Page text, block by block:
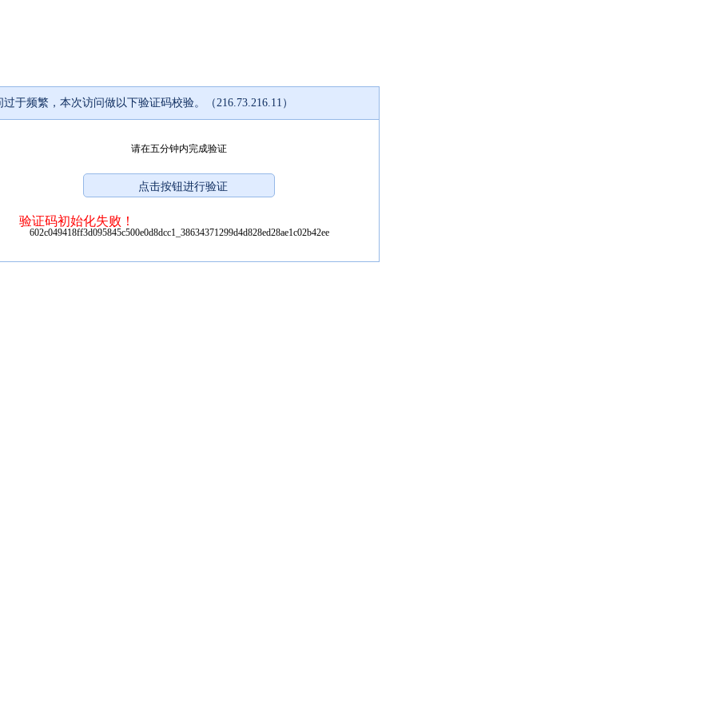
过于频繁，本次访问做以下验证码校验。（216.73.216.11）
请在五分钟内完成验证
验证码初始化失败！
602c049418ff3d095845c500e0d8dcc1_38634371299d4d828ed28ae1c02b42ee